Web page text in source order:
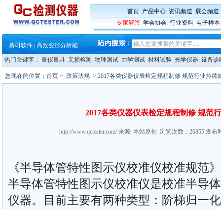
首页: 产品中心: 资讯频道: 展会频道
专家解答: 学会协会: 行业资料: 电子样本
铸就AI服务器质量动脉 – 高
ZEISS BOSELLO ADR 让内部缺
蔡司和亿纬锂能达成战略合作
·大牌云集 买家升级 ——26
·蔡司软件 | 高效变形分析能
·铸就AI服务器质量动脉 – 高
·铸就AI服务器质量动脉 – 高
·蔡司和亿纬锂能达成战略合作
热门关键字： 量仪量具 无损检测 物理测试 力学测试 材料试验 光学仪器 设备诊
您现在的位置： 首页 > 政策法规 > 2017各类仪器仪表检定规程制修 规范行业持续
2017各类仪器仪表检定规程制修 规范
http://www.qctester.com/ 来源: 本站原创 浏览次数：26855 发布
《半导体管特性图示仪校准仪校准规范
半导体管特性图示仪校准仪是校准半导
仪器。目前主要有两种类型：阶梯归一